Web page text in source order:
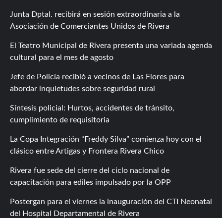
Junta Dptal. recibirá en sesión extraordinaria a la
Asociación de Comerciantes Unidos de Rivera
El Teatro Municipal de Rivera presenta una variada agenda
cultural para el mes de agosto
Jefe de Policía recibió a vecinos de Las Flores para
abordar inquietudes sobre seguridad rural
Síntesis policial: Hurtos, accidentes de tránsito,
cumplimiento de requisitoria
La Copa Integración “Freddy Silva” comienza hoy con el
clásico entre Artigas y Frontera Rivera Chico
Rivera fue sede del cierre del ciclo nacional de
capacitación para ediles impulsado por la OPP
Postergan para el viernes la inauguración del CTI Neonatal
del Hospital Departamental de Rivera